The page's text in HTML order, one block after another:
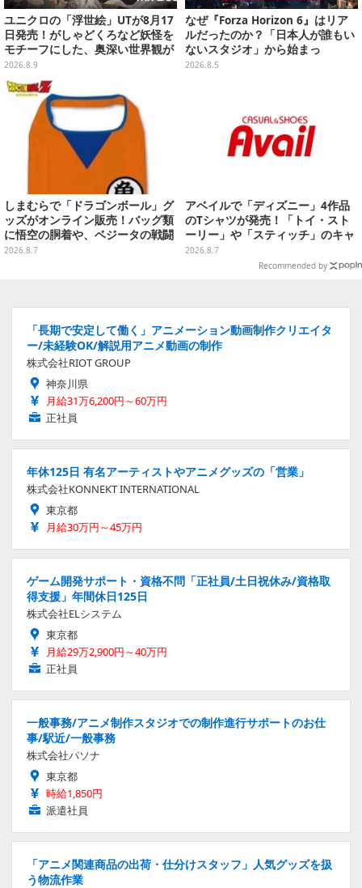
ユニクロの「浮世絵」UTが8月17
日発売！がしゃどくろなど妖怪を
モチーフにした、奥深い世界観が
最高にオシャレ
2026.8.9
なぜ『Forza Horizon 6』はリア
ルだったのか？「日本人が誰もい
ないスタジオ」から始まっ
た、“生活感のある日本"の作り方
2026.8.5
しまむらで「ドラゴンボール」グ
ッズがオンライン販売！バッグ類
に悟空の胴着や、ベジータの戦闘
服を大胆デザイン
2026.8.7
アベイルで「ディズニー」4作品
のTシャツが発売！「トイ・スト
ーリー」や「スティッチ」のキャ
ラを刺しゅうでデザイン
2026.8.7
Recommended by
「長期で安定して働く」アニメーション動画制作クリエイタ
ー/未経験OK/解説用アニメ動画の制作
株式会社RIOT GROUP
神奈川県
月給31万6,200円～60万円
正社員
年休125日 有名アーティストやアニメグッズの「営業」
株式会社KONNEKT INTERNATIONAL
東京都
月給30万円～45万円
ゲーム開発サポート・資格不問「正社員/土日祝休み/資格取
得支援」年間休日125日
株式会社ELシステム
東京都
月給29万2,900円～40万円
正社員
一般事務/アニメ制作スタジオでの制作進行サポートのお仕
事/駅近/一般事務
株式会社パソナ
東京都
時給1,850円
派遣社員
「アニメ関連商品の出荷・仕分けスタッフ」人気グッズを扱
う物流作業